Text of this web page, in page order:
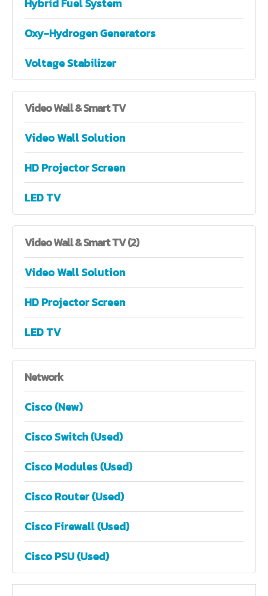
Oxy-Hydrogen Generators
Voltage Stabilizer
VideoWall & Smart TV
Video Wall Solution
HD Projector Screen
LED TV
VideoWall & Smart TV (2)
Video Wall Solution
HD Projector Screen
LED TV
Network
Cisco (New)
Cisco Switch (Used)
Cisco Modules (Used)
Cisco Router (Used)
Cisco Firewall (Used)
Cisco PSU (Used)